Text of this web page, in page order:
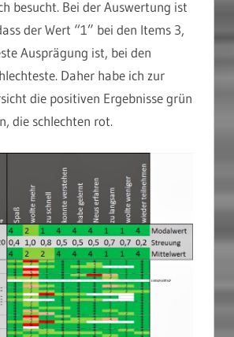
besucht. Bei der Auswertung ist
der Wert “1” bei den Items 3,
Ausprägung ist, bei den
Daher habe ich zur
die positiven Ergebnisse grün
die schlechten rot.